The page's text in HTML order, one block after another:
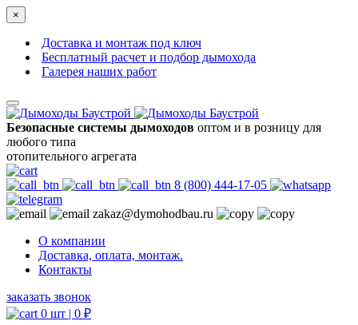
×
Доставка и монтаж под ключ
Бесплатный расчет и подбор дымохода
Галерея наших работ
Безопасные системы дымоходов оптом и в розницу для
любого типа
отопительного агрегата
8 (800) 444-17-05
zakaz@dymohodbau.ru
О компании
Доставка, оплата, монтаж.
Контакты
заказать звонок
0 шт | 0 ₽